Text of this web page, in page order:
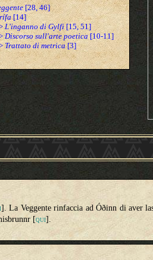
[28, 46]
[14]
L'inganno di Gylfi[15, 51]
Discorso sull'arte poetica[10-11]
Trattato di metrica[3]
]. La Veggente rinfaccia ad Óðinn di aver
[QUI].